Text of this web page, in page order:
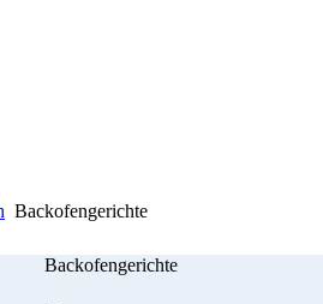
Backofengerichte
Backofengerichte